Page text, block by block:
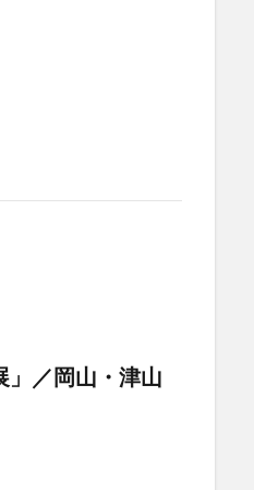
／岡山・津山